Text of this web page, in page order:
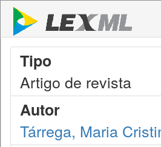
Tipo
Artigo de revista
Autor
Tárrega, Maria